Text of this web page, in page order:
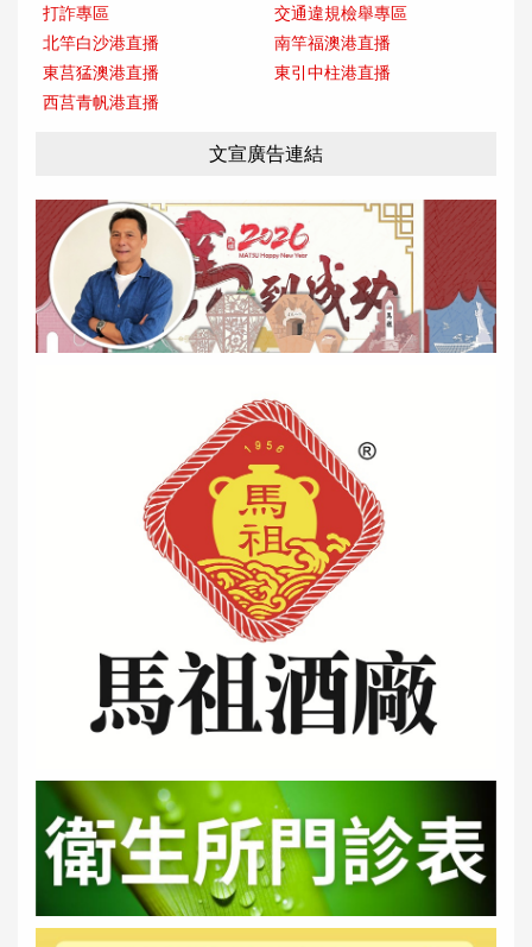
打詐專區
交通違規檢舉專區
北竿白沙港直播
南竿福澳港直播
東莒猛澳港直播
東引中柱港直播
西莒青帆港直播
文宣廣告連結